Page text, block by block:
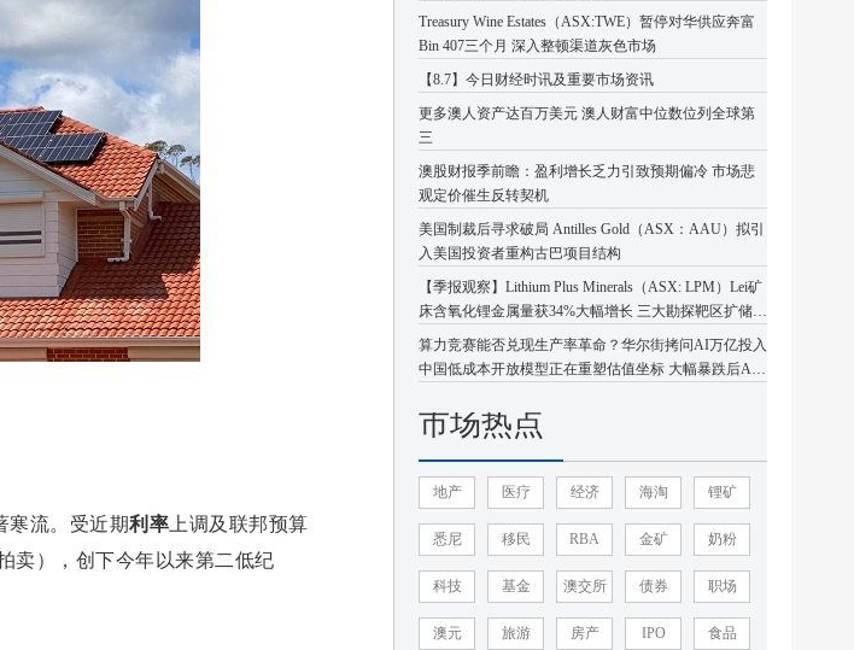
寒流。受近期利率 上调及联邦预算
卖），创下今年以来第二低纪
Treasury Wine Estates（ASX:TWE）暂停对华供应奔富
Bin 407三个月 深入整顿渠道灰色市场
【8.7】今日财经时讯及重要市场资讯
更多澳人资产达百万美元 澳人财富中位数位列全球第
三
澳股财报季前瞻：盈利增长乏力引致预期偏冷 市场悲
观定价催生反转契机
美国制裁后寻求破局 Antilles Gold（ASX：AAU）拟引
入美国投资者重构古巴项目结构
【季报观察】Lithium Plus Minerals（ASX: LPM）Lei矿
床含氧化锂金属量获34%大幅增长 三大勘探靶区扩储潜
力凸显
算力竞赛能否兑现生产率革命？华尔街拷问AI万亿投入
中国低成本开放模型正在重塑估值坐标 大幅暴跌后AI
市场热点
地产 医疗 经济 海淘 锂矿
悉尼 移民 RBA 金矿 奶粉
科技 基金 澳交所 债券 职场
澳元 旅游 房产 IPO 食品